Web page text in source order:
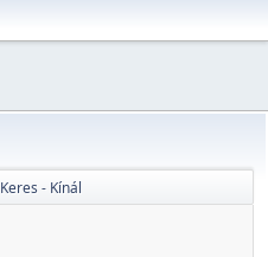
Keres - Kínál